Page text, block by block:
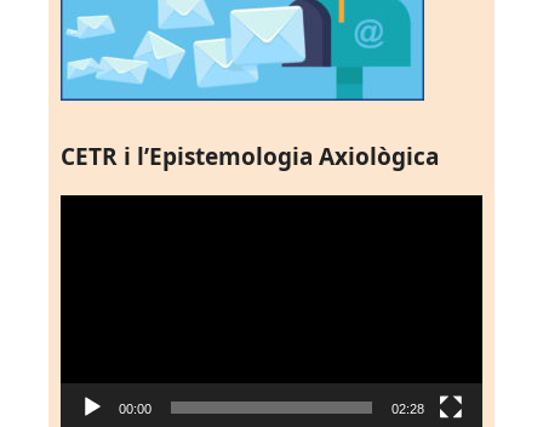
CETR i l’Epistemologia Axiològica
00:00 02:28